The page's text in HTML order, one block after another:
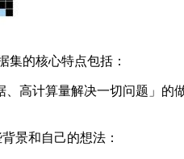
的核心特点包括：
高计算量解决一切问题」
景和自己的想法：